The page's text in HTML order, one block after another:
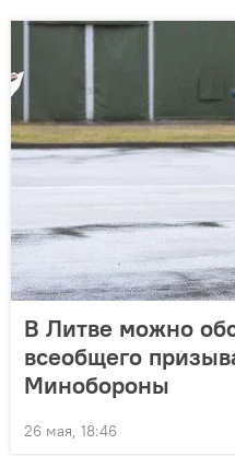
В Литве можно
всеобщего
Минобороны
26 мая, 18:46